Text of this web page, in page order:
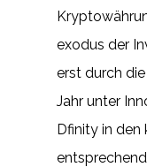
exodus der
erst durch
Jahr unter
Dfinity in den